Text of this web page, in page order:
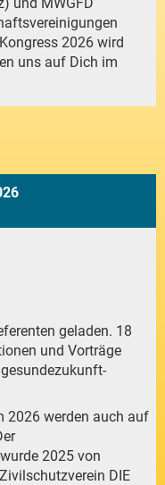
2026 wird
uns auf Dich im
geladen. 18
und Vorträge
2026 werden auch auf
2025 von
DIE